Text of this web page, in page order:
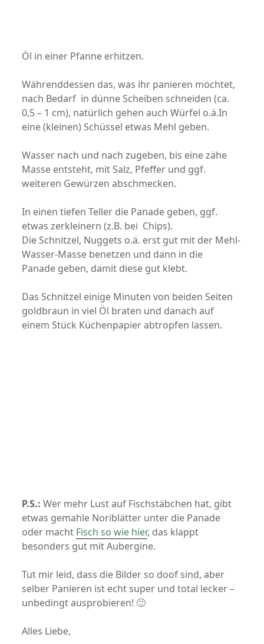
Öl in einer Pfanne erhitzen.
Währenddessen das, was ihr panieren möchtet,
nach Bedarf in dünne Scheiben schneiden (ca.
0,5 – 1 cm), natürlich gehen auch Würfel o.ä.In
eine (kleinen) Schüssel etwas Mehl geben.
Wasser nach und nach zugeben, bis eine zähe
Masse entsteht, mit Salz, Pfeffer und ggf.
weiteren Gewürzen abschmecken.
In einen tiefen Teller die Panade geben, ggf.
etwas zerkleinern (z.B. bei Chips).
Die Schnitzel, Nuggets o.ä. erst gut mit der Mehl-
Wasser-Masse benetzen und dann in die
Panade geben, damit diese gut klebt.
Das Schnitzel einige Minuten von beiden Seiten
goldbraun in viel Öl braten und danach auf
einem Stück Küchenpapier abtropfen lassen.
P.S.: Wer mehr Lust auf Fischstäbchen hat, gibt
etwas gemahle Noriblätter unter die Panade
oder macht Fisch so wie hier, das klappt
besonders gut mit Aubergine.
Tut mir leid, dass die Bilder so doof sind, aber
selber Panieren ist echt super und total lecker –
unbedingt ausprobieren! 🙂
Alles Liebe,